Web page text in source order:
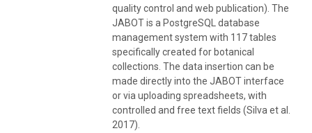
quality control and web publication). The
JABOT is a PostgreSQL database
management system with 117 tables
specifically created for botanical
collections. The data insertion can be
made directly into the JABOT interface
or via uploading spreadsheets, with
controlled and free text fields (Silva et al.
2017).